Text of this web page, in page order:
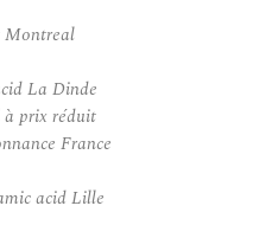
Montreal
La Dinde
à prix réduit
France
acid Lille